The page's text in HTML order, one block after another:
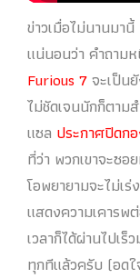
ข่าวเมื่อไม่นานมา
แน่นอนว่า คำถาม
Furious 7จะเป็น
ไม่ชัดเจนนักก็ตาม
แซล ประกาศปิดก
ที่ว่า พวกเขาจะซ
โอพยายามจะไม่เ
แสดงความเคารพ
เวลาก็ได้ผ่านไปเ
ทุกทีแล้วครับ (อดใ